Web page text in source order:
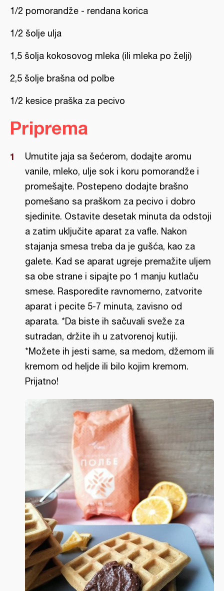
1/2 pomorandže - rendana korica
1/2 šolje ulja
1,5 šolja kokosovog mleka (ili mleka po želji)
2,5 šolje brašna od polbe
1/2 kesice praška za pecivo
Priprema
Umutite jaja sa šećerom, dodajte aromu
vanile, mleko, ulje sok i koru pomorandže i
promešajte. Postepeno dodajte brašno
pomešano sa praškom za pecivo i dobro
sjedinite. Ostavite desetak minuta da odstoji
a zatim uključite aparat za vafle. Nakon
stajanja smesa treba da je gušća, kao za
galete. Kad se aparat ugreje premažite uljem
sa obe strane i sipajte po 1 manju kutlaču
smese. Rasporedite ravnomerno, zatvorite
aparat i pecite 5-7 minuta, zavisno od
aparata. *Da biste ih sačuvali sveže za
sutradan, držite ih u zatvorenoj kutiji.
*Možete ih jesti same, sa medom, džemom ili
kremom od heljde ili bilo kojim kremom.
Prijatno!